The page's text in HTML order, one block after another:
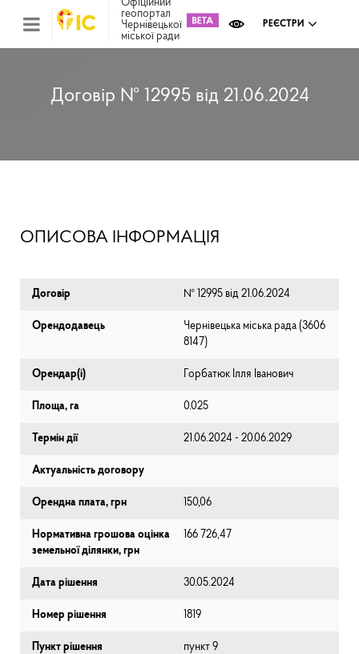
Офіційний
геопортал
Чернівецької
міської ради
РЕЄСТРИ
Договір № 12995 від 21.06.2024
ОПИСОВА ІНФОРМАЦІЯ
Договір № 12995 від 21.06.2024
Орендодавець
Чернівецька міська рада (⁨3606
8147⁩)
Орендар(і) Горбатюк Ілля Іванович
Площа, га 0.025
Термін дії 21.06.2024 - 20.06.2029
Актуальність договору
Орендна плата, грн 150,06
Нормативна грошова оцінка
земельної ділянки, грн
166 726,47
Дата рішення 30.05.2024
Номер рішення 1819
Пункт рішення пункт 9